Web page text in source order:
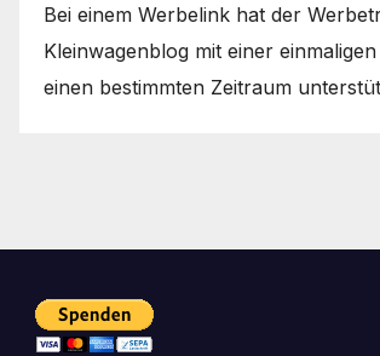
Bei einem Werbelink hat der
Kleinwagenblog mit einer
einen bestimmten Zeitraum